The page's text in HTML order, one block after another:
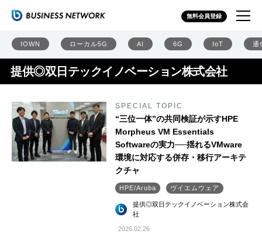
無料会員登録
IOWN ローカル5G AI 6G IoT 通
提供◎双日テックイノベーション株式会社
SPECIAL TOPIC
“三位一体”の共同検証が示すHPE
Morpheus VM Essentials
Softwareの実力──揺れるVMware
環境に対応する併存・移行アーキテ
クチャ
HPE/Aruba ヴイエムウェア
提供◎双日テックイノベーション株式会
社
2026.02.26